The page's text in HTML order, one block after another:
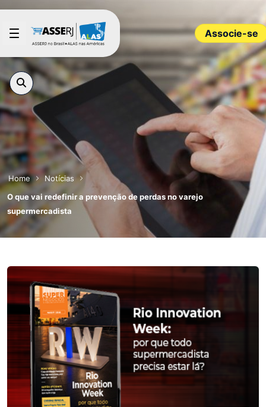
Pular para o Conteúdo principal
Associe-se
Home
Notícias
O que vai redefinir a prevenção de perdas no varejo
supermercadista